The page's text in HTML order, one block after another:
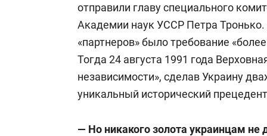
«Информационно-аналитический
ведущий передач интернет-канала
автономной некоммерческой
центр „Изборский клуб“».
День» (nday.club), координатор
отправили главу специального
Академии наук УССР Петра
«партнеров» было требование
Тогда 24 августа 1991 года
независимости», сделав Украину
уникальный исторический
— Но никакого золота украинцам не